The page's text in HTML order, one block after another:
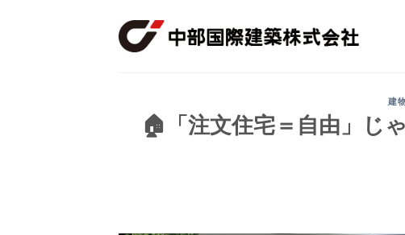
建
🏠「注文住宅＝自由」じ